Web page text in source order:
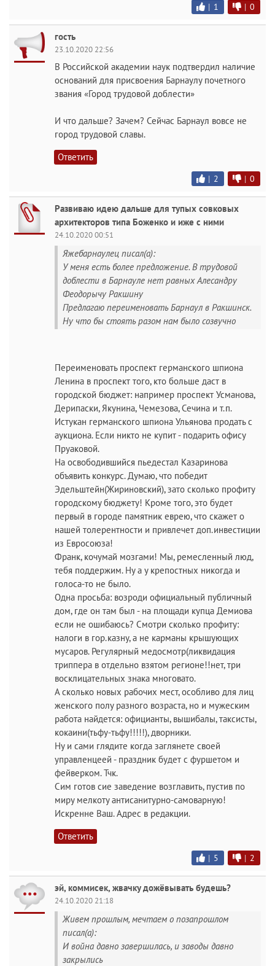
| 1 | 0
гость
23.10.2020 22:56
В Российской академии наук подтвердил наличие
оснований для присвоения Барнаулу почетного
звания «Город трудовой доблести»
И что дальше? Зачем? Сейчас Барнаул вовсе не
город трудовой славы.
Ответить
| 2 | 0
Развиваю идею дальше для тупых совковых
архитекторов типа Боженко и иже с ними
24.10.2020 00:51
Яжебарнаулец писал(а):
У меня есть более предложение. В трудовой
доблести в Барнауле нет равных Алесандру
Феодорычу Ракшину
Предлагаю переименовать Барнаул в Ракшинск.
Ну что бы стоять разом нам было созвучно
Переименовать проспект германского шпиона
Ленина в проспект того, кто больше даст в
городской бюджет: например проспект Усманова,
Дерипаски, Якунина, Чемезова, Сечина и т.п.
Истукан германского шпиона Ульянова продать с
аукциона. Если никто не купит - подарить офису
Пруаковой.
На освободившийся пьедестал Казаринова
объявить конкурс. Думаю, что победит
Эдельштейн(Жириновский), зато сколько профиту
городскому бюджету! Кроме того, это будет
первый в городе памятник еврею, что скажет о
нашей толерентности и привлечет доп.инвестиции
из Евросоюза!
Франк, кочумай мозгами! Мы, ремесленный люд,
тебя поддержим. Ну а у крепостных никогда и
голоса-то не было.
Одна просьба: возроди официальный публичный
дом, где он там был - на площади купца Демиова
если не ошибаюсь? Смотри сколько профиту:
налоги в гор.казну, а не карманы крышующих
мусаров. Регулярный медосмотр(ликвидация
триппера в отдельно взятом регионе!!нет, три
восклицательных знака многовато.
А сколько новых рабочих мест, особливо для лиц
женского полу разного возраста, но и мужеским
работа найдется: официанты, вышибалы, таксисты,
кокаини(тьфу-тьфу!!!!!), дворники.
Ну и сами глядите когда заглянете своей
управленцеей - праздник будет с фуршетом и
фейверком. Тчк.
Сим готов сие заведение возглавить, пустив по
миру мелкоту антисанитурно-самоварную!
Искренне Ваш. Адрес в редакции.
Ответить
| 5 | 2
эй, коммисек, жвачку дожёвывать будешь?
24.10.2020 21:18
Живем прошлым, мечтаем о позапрошлом
писал(а):
И война давно завершилась, и заводы давно
закрылись